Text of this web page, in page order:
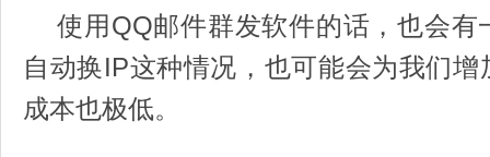
使用QQ邮件群发软件的话，也会有
自动换IP这种情况，也可能会为我们
成本也极低。